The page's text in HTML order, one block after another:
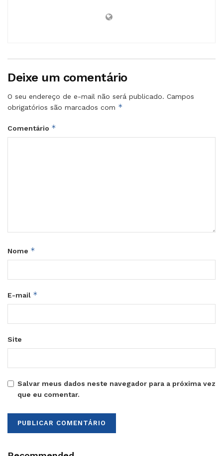
Deixe um comentário
O seu endereço de e-mail não será publicado. Campos
obrigatórios são marcados com *
Comentário *
Nome *
E-mail *
Site
Salvar meus dados neste navegador para a próxima vez
que eu comentar.